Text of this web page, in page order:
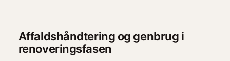
Affaldshåndtering og genbrug i
renoveringsfasen